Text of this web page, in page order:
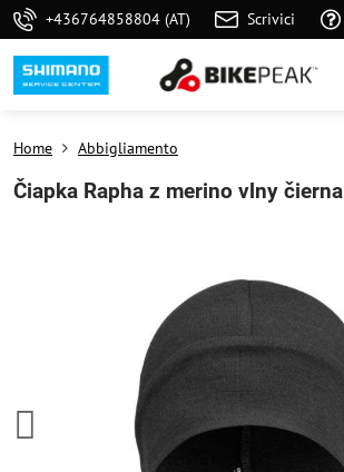
+436764858804 (AT) Scrivici
Home Abbigliamento
Čiapka Rapha z merino vlny čierna